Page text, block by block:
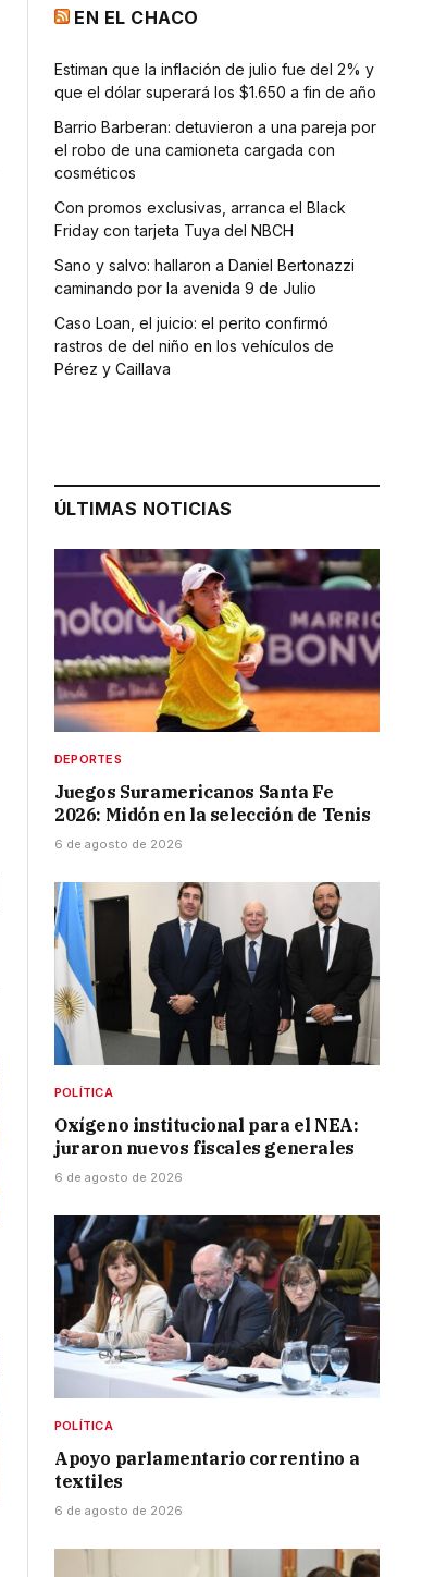
EN EL CHACO
Estiman que la inflación de julio fue del 2% y
que el dólar superará los $1.650 a fin de año
Barrio Barberan: detuvieron a una pareja por
el robo de una camioneta cargada con
cosméticos
Con promos exclusivas, arranca el Black
Friday con tarjeta Tuya del NBCH
Sano y salvo: hallaron a Daniel Bertonazzi
caminando por la avenida 9 de Julio
Caso Loan, el juicio: el perito confirmó
rastros de del niño en los vehículos de
Pérez y Caillava
ÚLTIMAS NOTICIAS
DEPORTES
Juegos Suramericanos Santa Fe
2026: Midón en la selección de Tenis
6 de agosto de 2026
POLÍTICA
Oxígeno institucional para el NEA:
juraron nuevos fiscales generales
6 de agosto de 2026
POLÍTICA
Apoyo parlamentario correntino a
textiles
6 de agosto de 2026